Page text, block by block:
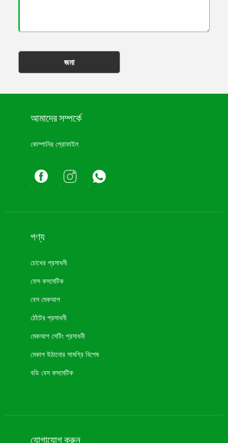
জমা
আমাদের সম্পর্কে
কোম্পানির প্রোফাইল
পণ্য
চোখের প্রসাধনী
ফেস কসমেটিক
বেস মেকআপ
ঠোঁটের প্রসাধনী
মেকআপ সেটিং প্রসাধনী
মেকাপ উঠানোর সামগ্রি বিশেষ
বডি বেস কসমেটিক
যোগাযোগ করুন